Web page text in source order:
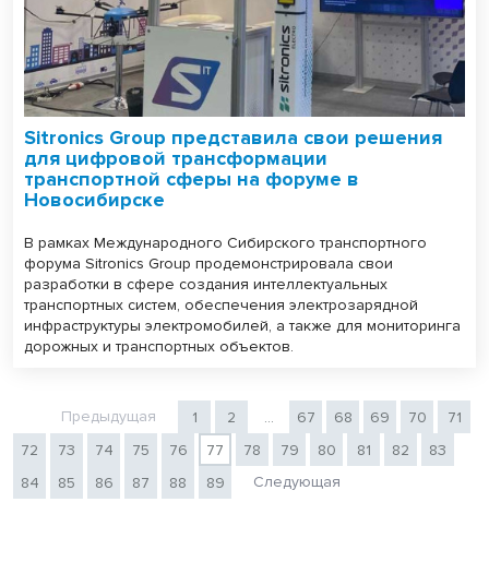
Sitronics Group представила свои решения
для цифровой трансформации
транспортной сферы на форуме в
Новосибирске
В рамках Международного Сибирского транспортного
форума Sitronics Group продемонстрировала свои
разработки в сфере создания интеллектуальных
транспортных систем, обеспечения электрозарядной
инфраструктуры электромобилей, а также для мониторинга
дорожных и транспортных объектов.
Предыдущая 1 2 ... 67 68 69 70
71
72
73 74 75 76 77 78 79 80 81 82
83
84
85 86 87 88 89 Следующая